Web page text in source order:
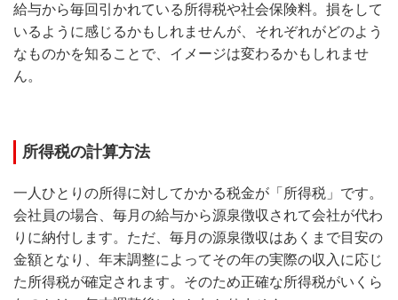
給与から毎回引かれている所得税や社会保険料。損をして
いるように感じるかもしれませんが、それぞれがどのよう
なものかを知ることで、イメージは変わるかもしれませ
ん。
所得税の計算方法
一人ひとりの所得に対してかかる税金が「所得税」です。
会社員の場合、毎月の給与から源泉徴収されて会社が代わ
りに納付します。ただ、毎月の源泉徴収はあくまで目安の
金額となり、年末調整によってその年の実際の収入に応じ
た所得税が確定されます。そのため正確な所得税がいくら